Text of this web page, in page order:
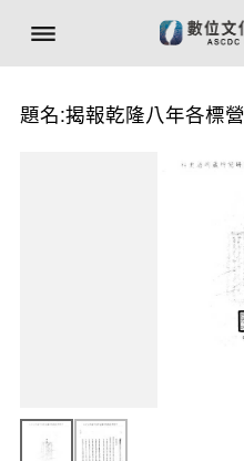
題名:揭報乾隆八年各標